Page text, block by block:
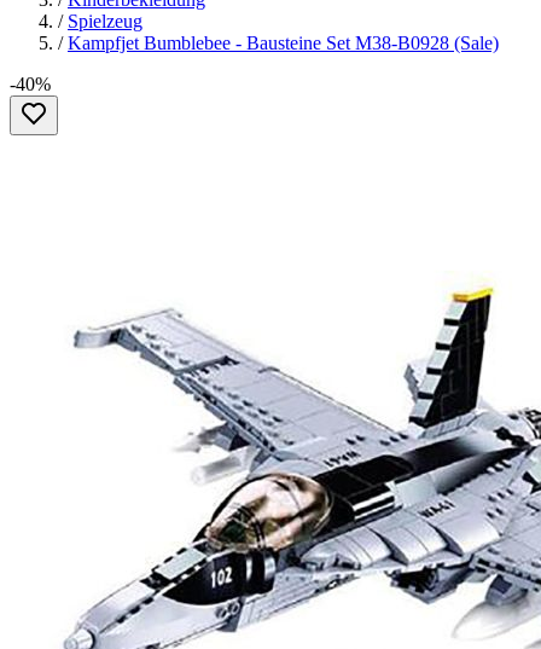
/ Spielzeug
/ Kampfjet Bumblebee - Bausteine Set M38-B0928 (Sale)
-40%